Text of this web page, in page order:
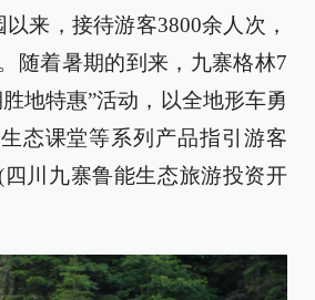
来，接待游客3800余人次，
随着暑期的到来，九寨格林7
地特惠”活动，以全地形车勇
态课堂等系列产品指引游客
川九寨鲁能生态旅游投资开